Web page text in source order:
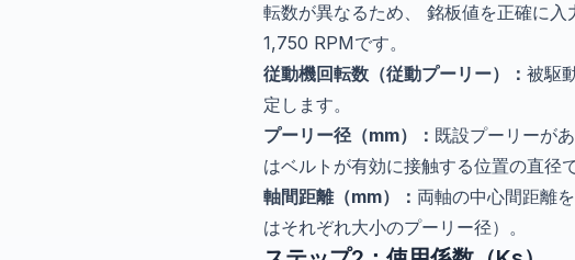
転数が異なるため、 銘板値を正確に
1,750 RPMです。
従動機回転数（従動プーリー）： 被駆
定します。
プーリー径（mm）： 既設プーリーが
はベルトが有効に接触する位置の直径
軸間距離（mm）： 両軸の中心間距離
はそれぞれ大小のプーリー径）。